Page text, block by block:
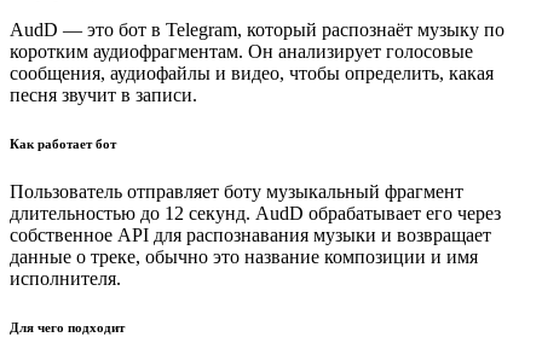
AudD — это бот в Telegram, который распознаёт музыку по
коротким аудиофрагментам. Он анализирует голосовые
сообщения, аудиофайлы и видео, чтобы определить, какая
песня звучит в записи.
Как работает бот
Пользователь отправляет боту музыкальный фрагмент
длительностью до 12 секунд. AudD обрабатывает его через
собственное API для распознавания музыки и возвращает
данные о треке, обычно это название композиции и имя
исполнителя.
Для чего подходит